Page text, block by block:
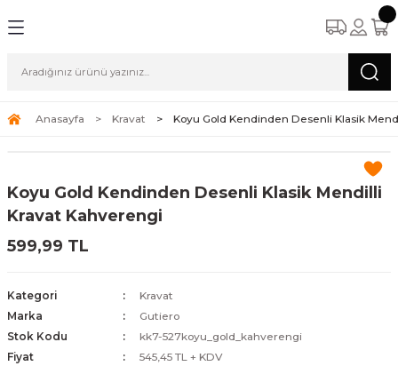
Anasayfa Kravat Koyu Gold Kendinden Desenli Klasik
Koyu Gold Kendinden Desenli Klasik Mendilli
Kravat Kahverengi
599,99 TL
Kategori
Kravat
Marka
Gutiero
Stok Kodu
kk7-527koyu_gold_kahverengi
Fiyat
545,45 TL + KDV